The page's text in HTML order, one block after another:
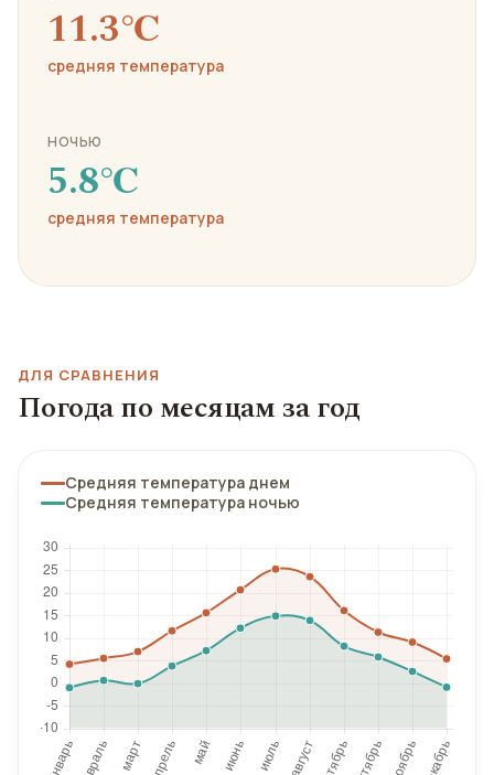
11.3℃
средняя температура
НОЧЬЮ
5.8℃
средняя температура
ДЛЯ СРАВНЕНИЯ
Погода по месяцам за год
Средняя температура днем
Средняя температура ночью